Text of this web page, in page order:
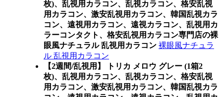
枚)、乱視用カラコン、乱視カラコン、格安乱視
用カラコン、激安乱視用カラコン、韓国乱視カラ
コン、遠視用カラコン、遠視カラコン、乱視用カ
ラーコンタクト、格安乱視用カラコン専門店の裸
眼風ナチュラル 乱視用カラコン 裸眼風ナチュラ
ル 乱視用カラコン
【2週間/乱視用】 トリカ メロウ グレー (1箱2
枚)、乱視用カラコン、乱視カラコン、格安乱視
用カラコン、激安乱視用カラコン、韓国乱視カラ